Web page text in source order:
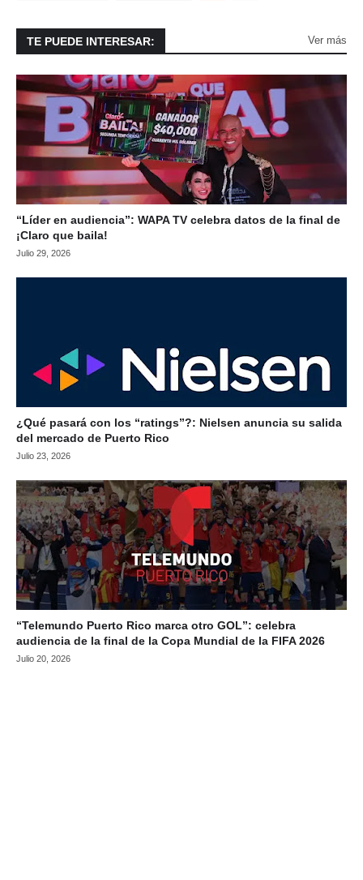
TE PUEDE INTERESAR: Ver más
“Líder en audiencia”: WAPA TV celebra datos de la final de
¡Claro que baila!
Julio 29, 2026
¿Qué pasará con los “ratings”?: Nielsen anuncia su salida
del mercado de Puerto Rico
Julio 23, 2026
“Telemundo Puerto Rico marca otro GOL”: celebra
audiencia de la final de la Copa Mundial de la FIFA 2026
Julio 20, 2026